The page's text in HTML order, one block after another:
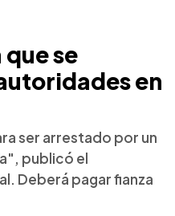
se
en
ser arrestado por un
publicó el
Deberá pagar fianza